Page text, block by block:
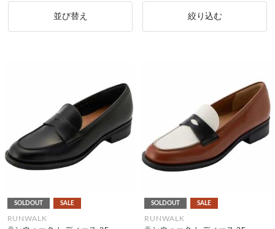
並び替え 絞り込む
SOLDOUT SALE
RUNWALK
SOLDOUT SALE
RUNWALK